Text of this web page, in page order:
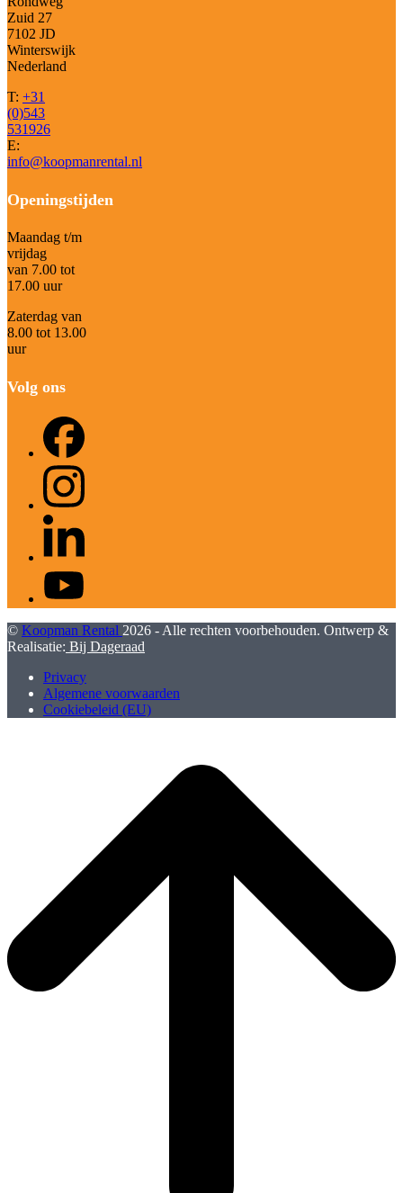
Zuid 27
7102 JD
Winterswijk
Nederland
T: +31
(0)543
531926
E:
info@koopmanrental.nl
Openingstijden
Maandag t/m
vrijdag
van 7.00 tot
17.00 uur
Zaterdag van
8.00 tot 13.00
uur
Volg ons
Instagram
© Koopman Rental 2026 - Alle rechten voorbehouden. Ontwerp &
Realisatie: Bij Dageraad
Privacy
Algemene voorwaarden
Cookiebeleid (EU)